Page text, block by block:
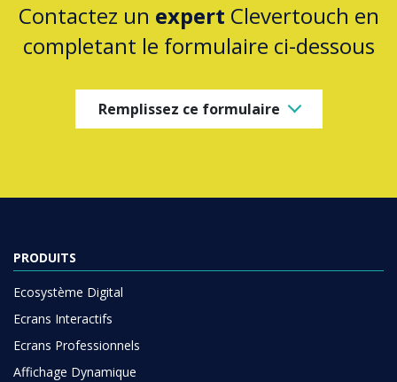
Contactez un expert Clevertouch en
completant le formulaire ci-dessous
Remplissez ce formulaire
PRODUITS
Ecosystème Digital
Ecrans Interactifs
Ecrans Professionnels
Affichage Dynamique